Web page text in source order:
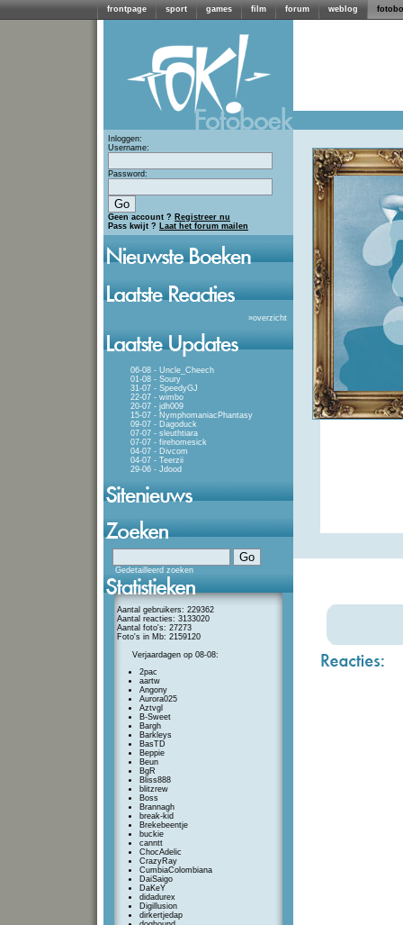
frontpage sport games film forum weblog
Inloggen:
Username:
Password:
Geen account ? Registreer nu
Pass kwijt ? Laat het forum mailen
»overzicht
06-08 - Uncle_Cheech
01-08 - Soury
31-07 - SpeedyGJ
22-07 - wimbo
20-07 - jdh009
15-07 - NymphomaniacPhantasy
09-07 - Dagoduck
07-07 - sleuthtiara
07-07 - firehomesick
04-07 - Divcom
04-07 - Teerzii
29-06 - Jdood
Gedetailleerd zoeken
Aantal gebruikers: 229362
Aantal reacties: 3133020
Aantal foto's: 27273
Foto's in Mb: 2159120
Verjaardagen op 08-08:
2pac
aartw
Angony
Aurora025
Aztvgl
B-Sweet
Bargh
Barkleys
BasTD
Beppie
Beun
BgR
Bliss888
blitzrew
Boss
Brannagh
break-kid
Brekebeentje
buckie
canntt
ChocAdelic
CrazyRay
CumbiaColombiana
DaiSaigo
DaKeY
didadurex
Digillusion
dirkertjedap